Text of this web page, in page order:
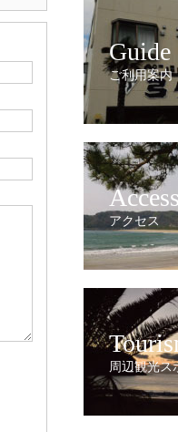
Guide
ご利用案内
Access
アクセス
周辺観光ス